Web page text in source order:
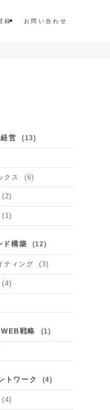
録 お問い合わせ
営 (13)
クス (6)
(2)
(1)
ド構築 (12)
ティング (3)
(4)
戦略 (1)
トワーク (4)
(4)